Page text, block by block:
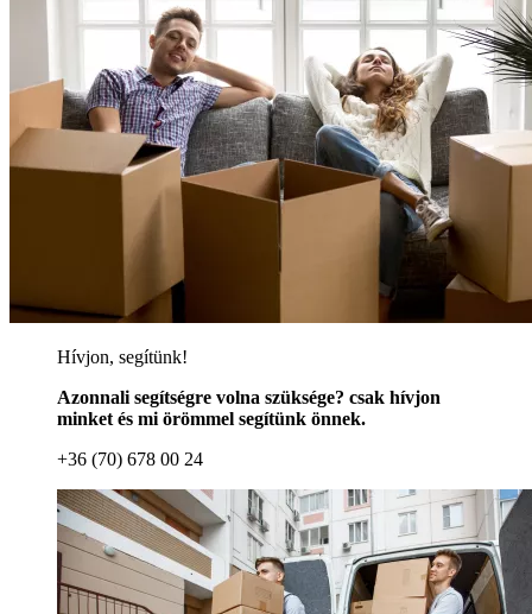
Hívjon, segítünk!
Azonnali segítségre volna szüksége? csak hívjon
minket és mi örömmel segítünk önnek.
+36 (70) 678 00 24